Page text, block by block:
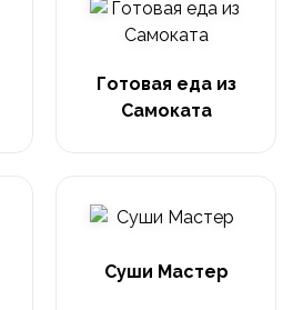
Готовая еда из
Самоката
Суши Мастер